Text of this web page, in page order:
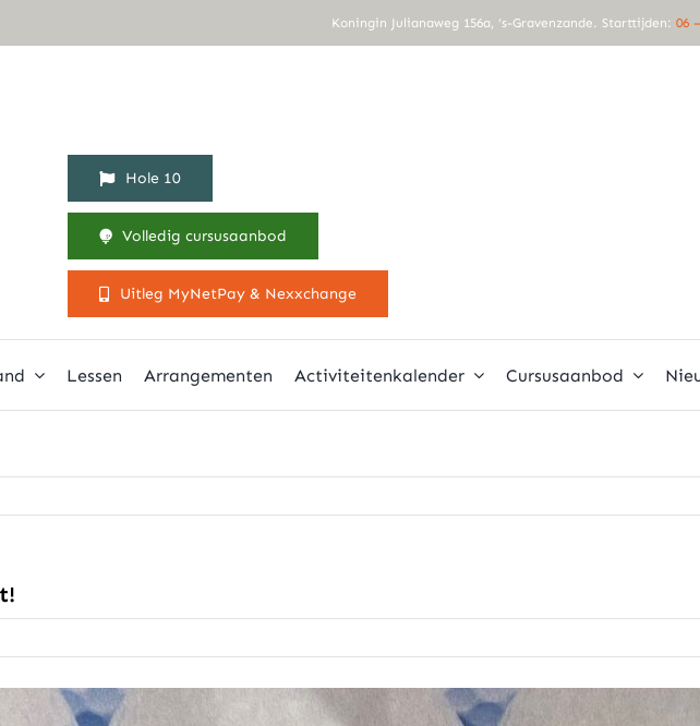
Koningin Julianaweg 156a, ‘s-Gravenzande. Starttijden:06
Hole 10
Volledig cursusaanbod
Uitleg MyNetPay & Nexxchange
Lessen Arrangementen Activiteitenkalender Cursusaanbod